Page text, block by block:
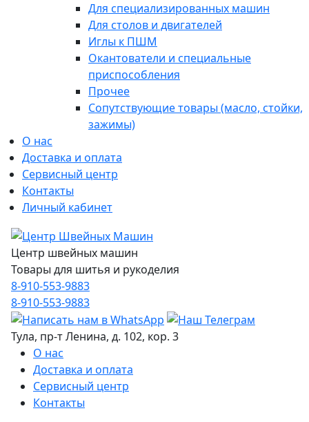
Для специализированных машин
Для столов и двигателей
Иглы к ПШМ
Окантователи и специальные
приспособления
Прочее
Сопутствующие товары (масло, стойки,
зажимы)
О нас
Доставка и оплата
Сервисный центр
Контакты
Личный кабинет
Центр швейных машин
Товары для шитья и рукоделия
8-910-553-9883
8-910-553-9883
Тула, пр-т Ленина, д. 102, кор. 3
О нас
Доставка и оплата
Сервисный центр
Контакты